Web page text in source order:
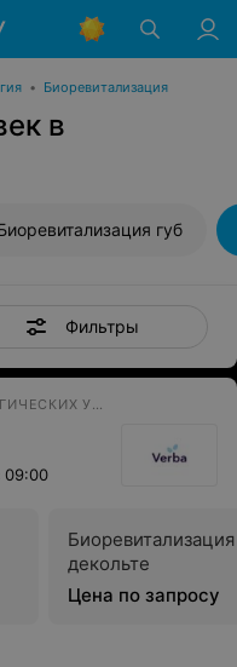
• Биоревитализация
в
губ
Фильтры
ЦЕНТР МЕДИЦИНСКИХ И КОСМЕТОЛОГИЧЕСКИХ УСЛУГ
09:00
декольте
Цена по запросу